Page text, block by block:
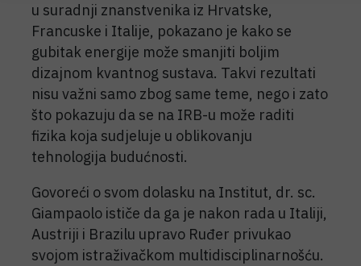
u suradnji znanstvenika iz Hrvatske,
Francuske i Italije, pokazano je kako se
gubitak energije može smanjiti boljim
dizajnom kvantnog sustava. Takvi rezultati
nisu važni samo zbog same teme, nego i zato
što pokazuju da se na IRB-u može raditi
fizika koja sudjeluje u oblikovanju
tehnologija budućnosti.
Govoreći o svom dolasku na Institut, dr. sc.
Giampaolo ističe da ga je nakon rada u Italiji,
Austriji i Brazilu upravo Ruđer privukao
svojom istraživačkom multidisciplinarnošću.